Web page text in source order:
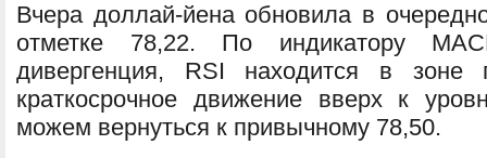
Вчера доллай-йена обновила в
отметке 78,22. По индикатору
дивергенция, RSI находится в зоне
краткосрочное движение вверх к
можем вернуться к привычному 78,50.